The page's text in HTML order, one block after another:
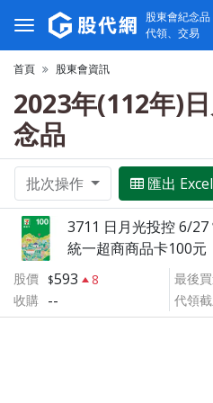
股東會紀念品
代領、交易
首頁 股東會資訊
2023年(112年)
念品
批次操作 匯出
3711 日月光投控 6/27
統一超商商品卡100元
股價
593
8
收購 --
最後
代領